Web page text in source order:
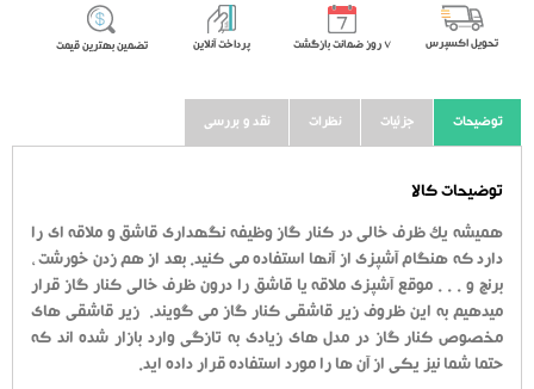
تحویل اکسپرس ٧ روز ضمانت بازگشت پرداخت آنلاین تضمین بهترین قیمت
توضیحات جزئیات نظرات نقد و بررسی
توضیحات کالا
همیشه یک ظرف خالی در کنار گاز وظیفه نگهداری قاشق و ملاقه ای را
دارد که هنگام آشپزی از آنها استفاده می کنید. بعد از هم زدن خورشت ،
برنج و . . . موقع آشپزی ملاقه یا قاشق را درون ظرف خالی کنار گاز قرار
میدهیم به این ظروف زیر قاشقی کنار گاز می گویند. زیر قاشقی های
مخصوص کنار گاز در مدل های زیادی به تازگی وارد بازار شده اند که
حتما شما نیز یکی از آن ها را مورد استفاده قرار داده اید.